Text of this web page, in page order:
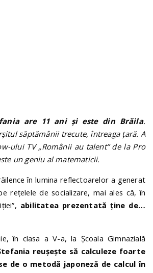
are 11 ani și este din Brăila.
săptămânii trecute, întreaga țară. A
ului TV „Românii au talent” de la Pro
un geniu al matematicii.
în lumina reflectoarelor a generat
rețelele de socializare, mai ales că, în
abilitatea prezentată ține de…
în clasa a V-a, la Școala Gimnazială
reușește să calculeze foarte
de o metodă japoneză de calcul în